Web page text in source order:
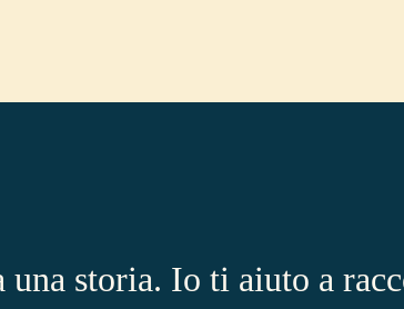
una storia. Io ti aiuto a